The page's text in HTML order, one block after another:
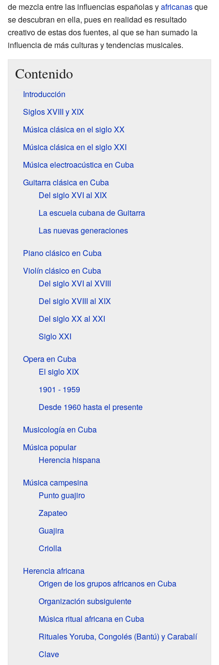
de mezcla entre las influencias españolas yafricanasque
se descubran en ella, pues en realidad es resultado
creativo de estas dos fuentes, al que se han sumado la
influencia de más culturas y tendencias musicales.
Contenido
Introducción
Siglos XVIII y XIX
Música clásica en el sigloXX
Música clásica en el sigloXXI
Música electroacústica en Cuba
Guitarra clásica en Cuba
Del sigloXVI al XIX
La escuela cubana de Guitarra
Las nuevas generaciones
Piano clásico en Cuba
Violín clásico en Cuba
Del sigloXVI al XVIII
Del sigloXVIII al XIX
Del sigloXX al XXI
SigloXXI
Opera en Cuba
El sigloXIX
1901 - 1959
Desde 1960 hasta el presente
Musicología en Cuba
Música popular
Herencia hispana
Música campesina
Punto guajiro
Zapateo
Guajira
Criolla
Herencia africana
Origen de los grupos africanos en Cuba
Organización subsiguiente
Música ritual africana en Cuba
Rituales Yoruba, Congolés (Bantú) y Carabalí
Clave